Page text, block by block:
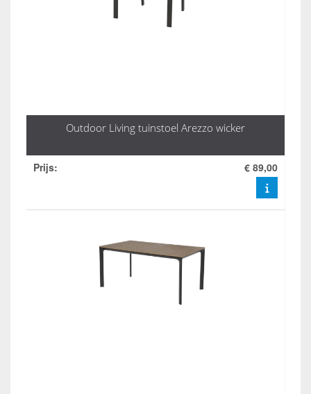
Outdoor Living tuinstoel Arezzo wicker
Prijs: € 89,00